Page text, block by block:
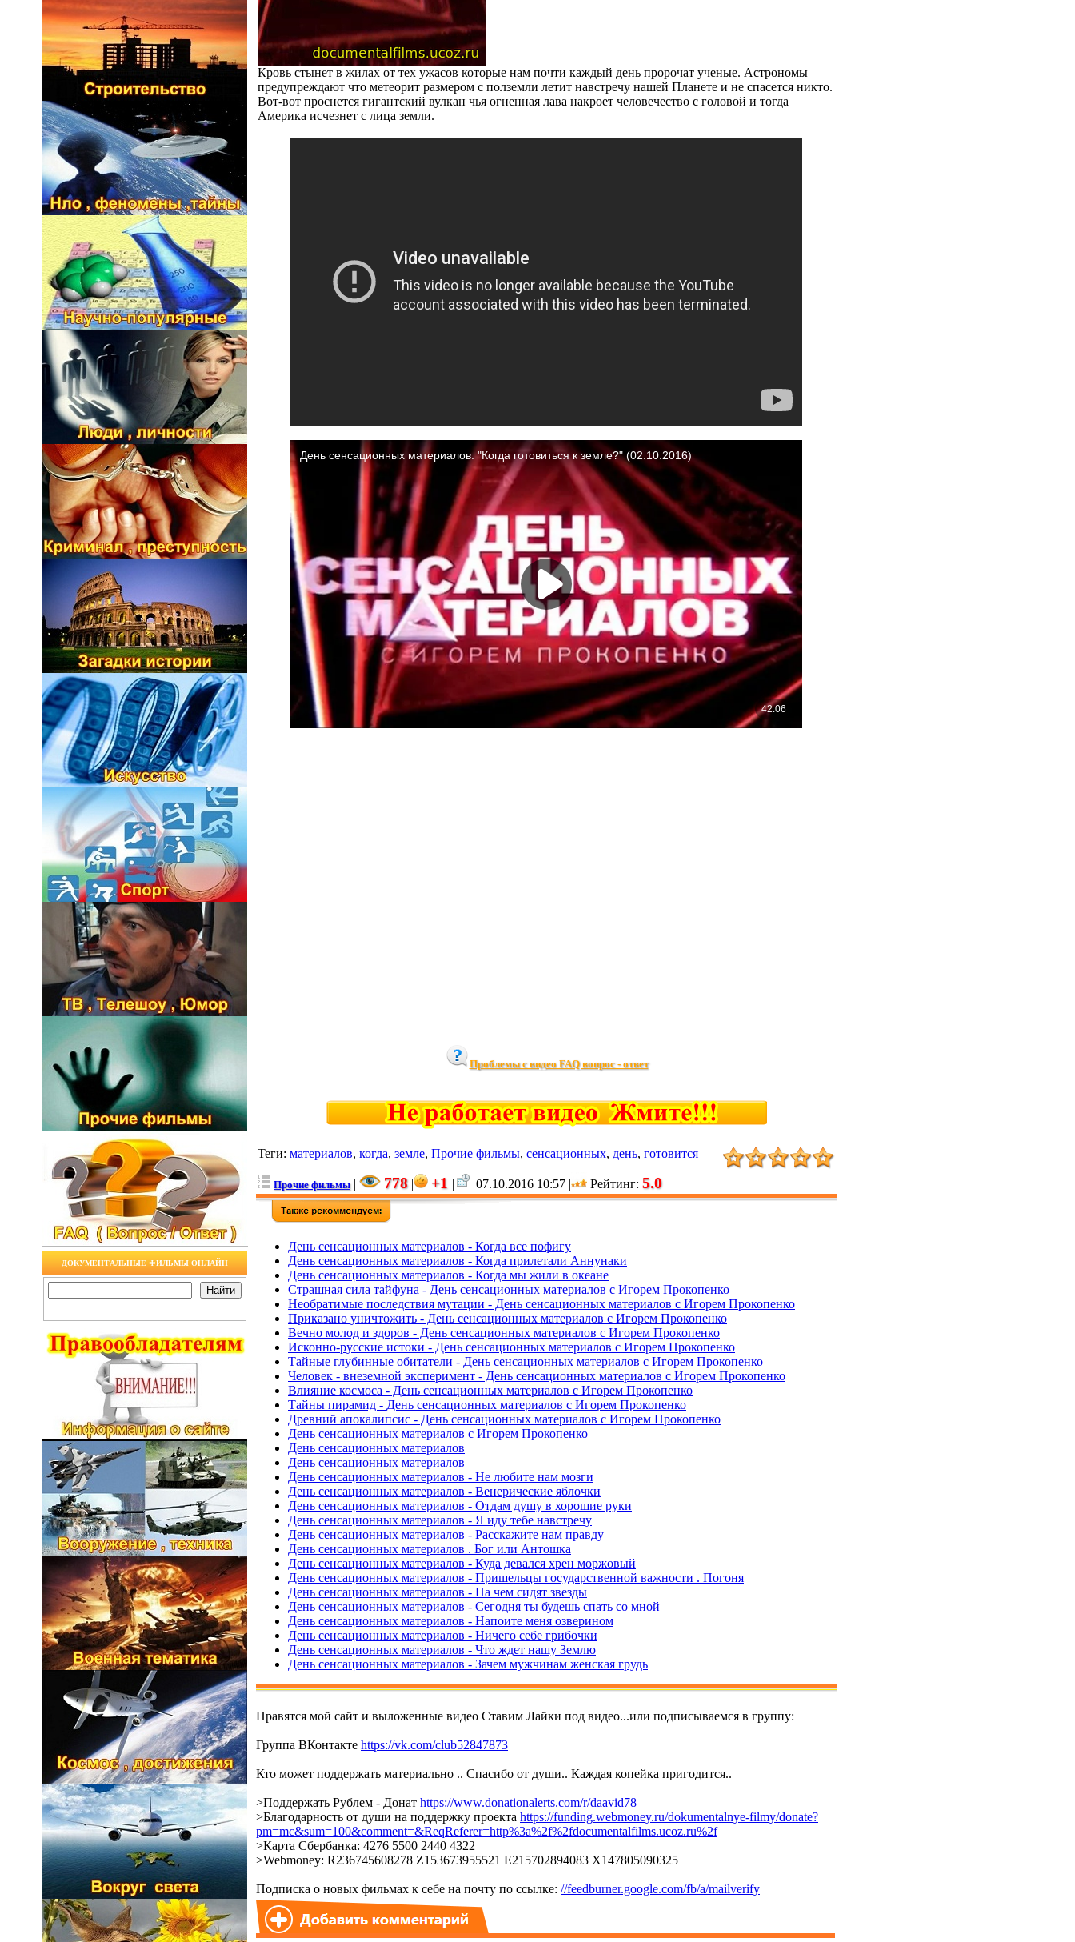
ДОКУМЕНТАЛЬНЫЕ ФИЛЬМЫ ОНЛАЙН
Кровь стынет в жилах от тех ужасов которые нам почти каждый день пророчат ученые. Астрономы
предупреждают что метеорит размером с полземли летит навстречу нашей Планете и не спасется никто.
Вот-вот проснется гигантский вулкан чья огненная лава накроет человечество с головой и тогда
Америка исчезнет с лица земли.
Проблемы с видео FAQ вопрос - ответ
Теги: материалов, когда, земле, Прочие фильмы, сенсационных, день, готовится
Прочие фильмы| 778 | +1 | 07.10.2016 10:57 | Рейтинг: 5.0
День сенсационных материалов - Когда все пофигу
День сенсационных материалов - Когда прилетали Аннунаки
День сенсационных материалов - Когда мы жили в океане
Страшная сила тайфуна - День сенсационных материалов с Игорем Прокопенко
Необратимые последствия мутации - День сенсационных материалов с Игорем Прокопенко
Приказано уничтожить - День сенсационных материалов с Игорем Прокопенко
Вечно молод и здоров - День сенсационных материалов с Игорем Прокопенко
Исконно-русские истоки - День сенсационных материалов с Игорем Прокопенко
Тайные глубинные обитатели - День сенсационных материалов с Игорем Прокопенко
Человек - внеземной эксперимент - День сенсационных материалов с Игорем Прокопенко
Влияние космоса - День сенсационных материалов с Игорем Прокопенко
Тайны пирамид - День сенсационных материалов с Игорем Прокопенко
Древний апокалипсис - День сенсационных материалов с Игорем Прокопенко
День сенсационных материалов с Игорем Прокопенко
День сенсационных материалов
День сенсационных материалов
День сенсационных материалов - Не любите нам мозги
День сенсационных материалов - Венерические яблочки
День сенсационных материалов - Отдам душу в хорошие руки
День сенсационных материалов - Я иду тебе навстречу
День сенсационных материалов - Расскажите нам правду
День сенсационных материалов . Бог или Антошка
День сенсационных материалов - Куда девался хрен моржовый
День сенсационных материалов - Пришельцы государственной важности . Погоня
День сенсационных материалов - На чем сидят звезды
День сенсационных материалов - Сегодня ты будешь спать со мной
День сенсационных материалов - Напоите меня озверином
День сенсационных материалов - Ничего себе грибочки
День сенсационных материалов - Что ждет нашу Землю
День сенсационных материалов - Зачем мужчинам женская грудь
Нравятся мой сайт и выложенные видео Ставим Лайки под видео...или подписываемся в группу:
Группа ВКонтакте https://vk.com/club52847873
Кто может поддержать материально .. Спасибо от души.. Каждая копейка пригодится..
>Поддержать Рублем - Донат https://www.donationalerts.com/r/daavid78
>Благодарность от души на поддержку проекта https://funding.webmoney.ru/dokumentalnye-filmy/donate?
pm=mc&sum=100&comment=&ReqReferer=http%3a%2f%2fdocumentalfilms.ucoz.ru%2f
>Карта Сбербанка: 4276 5500 2440 4322
>Webmoney: R236745608278 Z153673955521 E215702894083 X147805090325
Подписка о новых фильмах к себе на почту по ссылке: //feedburner.google.com/fb/a/mailverify